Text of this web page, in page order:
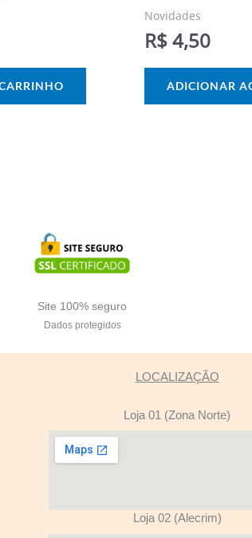
Novidades
R$4,50
ADICIONAR
Site 100% seguro
Dados protegidos
LOCALIZAÇÃO
Loja 01 (Zona Norte)
Loja 02 (Alecrim)